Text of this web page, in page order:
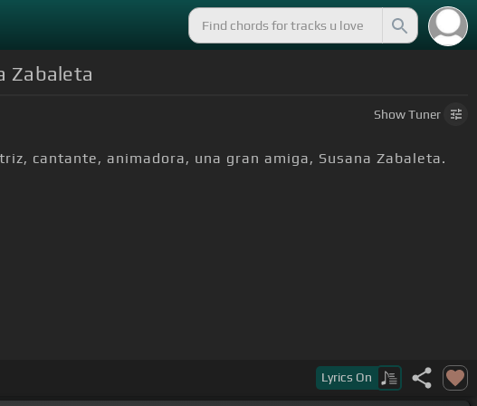
Zabaleta
ShowTuner
cantante, animadora, una gran amiga, Susana Zabaleta.
Lyrics On